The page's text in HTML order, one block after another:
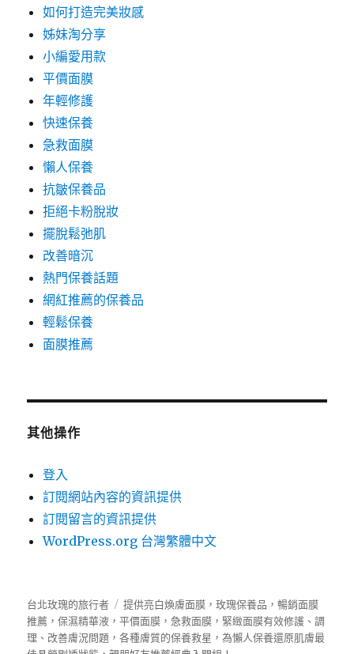
如何打造完美妝感
姊妹淘分享
小編愛用款
平價面膜
年輕修護
快速保養
急救面膜
懶人保養
抗皺保養品
拒絕卡粉脫妝
擺脫鬆弛肌
改善暗沉
熱門保養話題
網紅推薦的保養品
輕鬆保養
面膜推薦
其他操作
登入
訂閱網站內容的資訊提供
訂閱留言的資訊提供
WordPress.org 台灣繁體中文
台北玫瑰的旅行者 提供亮白煥膚面膜 ，玫瑰保養品 ，暢銷面膜
推薦，保濕精華液，平價面膜，急救面膜，緊緻面膜有效修護、調
理、改善膚況問題，各種膚質的保養救星，為懶人保養還原肌膚最